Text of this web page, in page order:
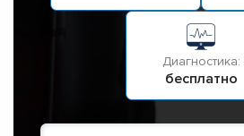
Диагностика:
бесплатно